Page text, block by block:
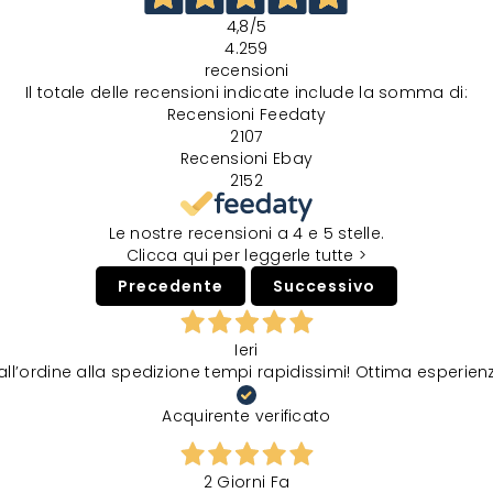
4,8/5
4.259
recensioni
Il totale delle recensioni indicate include la somma di:
Recensioni Feedaty
2107
Recensioni Ebay
2152
Le nostre recensioni a 4 e 5 stelle.
Clicca qui per leggerle tutte >
Precedente
Successivo
Ieri
alla spedizione tempi rapidissimi! Ottima
Acquirente verificato
2 Giorni Fa